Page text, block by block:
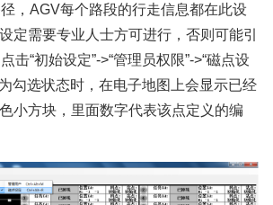
，AGV每个路段的行走信息都在此设
定需要专业人士方可进行，否则可能引
击“初始设定”->“管理员权限”->“磁点设
为勾选状态时，在电子地图上会显示已经
小方块，里面数字代表该点定义的编